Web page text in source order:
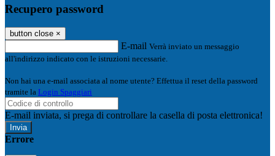
Recupero password
button close ×
E-mail Verrà inviato un messaggio
all'indirizzo indicato con le istruzioni necessarie.
Non hai una e-mail associata al nome utente? Effettua il reset della password
tramite la Login Spaggiari
E-mail inviata, si prega di controllare la casella di posta elettronica!
Errore